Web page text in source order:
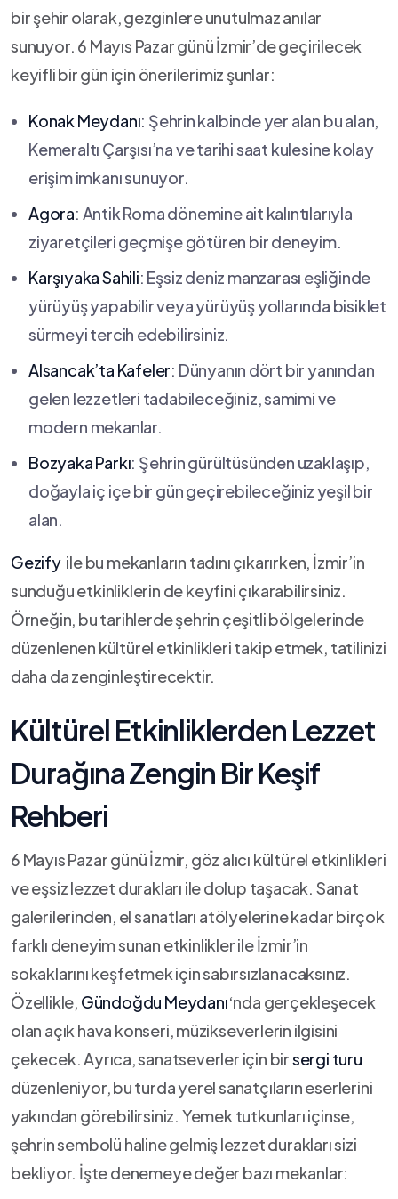
bir şehir⁤ olarak,⁣ gezginlere ⁣unutulmaz ⁤anılar
sunuyor. 6 Mayıs Pazar günü ⁤İzmir’de geçirilecek
keyifli ⁢bir gün için önerilerimiz ​şunlar:
Konak Meydanı: Şehrin⁣ kalbinde yer alan ‌bu ‌alan,
Kemeraltı ​Çarşısı’na ve tarihi saat kulesine⁣ kolay
‍erişim imkanı sunuyor.
Agora: Antik Roma ‌dönemine ait⁣ kalıntılarıyla
ziyaretçileri geçmişe‍ götüren bir deneyim.
Karşıyaka Sahili: Eşsiz deniz ‍manzarası eşliğinde
yürüyüş yapabilir veya yürüyüş yollarında bisiklet
sürmeyi tercih‍ edebilirsiniz.
Alsancak’ta Kafeler: Dünyanın ⁣dört ​bir yanından​
gelen lezzetleri tadabileceğiniz, ⁤samimi‌ ve⁢
modern mekanlar.
Bozyaka​ Parkı: Şehrin ⁣gürültüsünden uzaklaşıp,
doğayla iç içe ⁤bir gün geçirebileceğiniz yeşil bir
alan.
Gezify​ ile bu mekanların tadını çıkarırken, İzmir’in
sunduğu etkinliklerin de​ keyfini çıkarabilirsiniz.
⁣Örneğin, bu tarihlerde şehrin çeşitli bölgelerinde
düzenlenen kültürel etkinlikleri takip etmek, tatilinizi
⁤daha da ‍zenginleştirecektir.
Kültürel Etkinliklerden Lezzet⁤
Durağına⁤ Zengin Bir Keşif
Rehberi
6 Mayıs Pazar günü İzmir, ‍göz alıcı kültürel etkinlikleri
ve​ eşsiz lezzet durakları ile ⁢dolup taşacak.‍ Sanat
galerilerinden, ⁣el sanatları atölyelerine ‌kadar ⁣birçok
farklı deneyim sunan etkinlikler ​ile İzmir’in
sokaklarını⁤ keşfetmek için ⁣sabırsızlanacaksınız.
Özellikle, Gündoğdu Meydanı‘nda gerçekleşecek
olan‍ açık ‌hava konseri, ⁣müzikseverlerin ilgisini‍
çekecek. Ayrıca, ⁢sanatseverler için birsergi turu
düzenleniyor,⁤ bu turda yerel sanatçıların eserlerini
⁤yakından görebilirsiniz. Yemek tutkunları içinse,
⁢şehrin sembolü haline gelmiş⁣ lezzet durakları sizi
bekliyor. İşte denemeye değer bazı‍ mekanlar: